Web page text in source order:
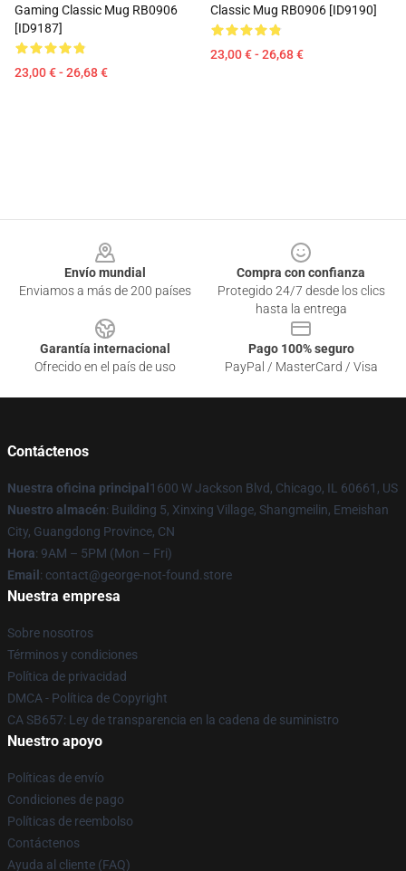
Gaming Classic Mug RB0906
[ID9187]
23,00 € - 26,68 €
Classic Mug RB0906 [ID9190]
23,00 € - 26,68 €
Envío mundial
Enviamos a más de 200 países
Compra con confianza
Protegido 24/7 desde los clics
hasta la entrega
Garantía internacional
Ofrecido en el país de uso
Pago 100% seguro
PayPal / MasterCard / Visa
Contáctenos
Nuestra oficina principal 1600 W Jackson Blvd, Chicago, IL 60661, US
Nuestro almacén: Building 5, Xinxing Village, Shangmeilin, Emeishan
City, Guangdong Province, CN
Hora: 9AM – 5PM (Mon – Fri)
Email : contact@george-not-found.store
Nuestra empresa
Sobre nosotros
Términos y condiciones
Política de privacidad
DMCA - Política de Copyright
CA SB657: Ley de transparencia en la cadena de suministro
Nuestro apoyo
Políticas de envío
Condiciones de pago
Políticas de reembolso
Contáctenos
Ayuda al cliente (FAQ)